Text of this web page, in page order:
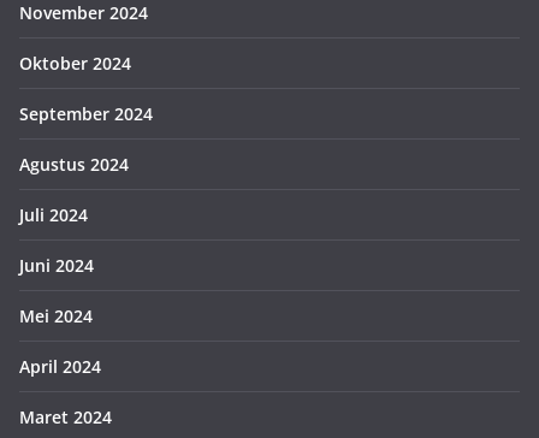
November 2024
Oktober 2024
September 2024
Agustus 2024
Juli 2024
Juni 2024
Mei 2024
April 2024
Maret 2024